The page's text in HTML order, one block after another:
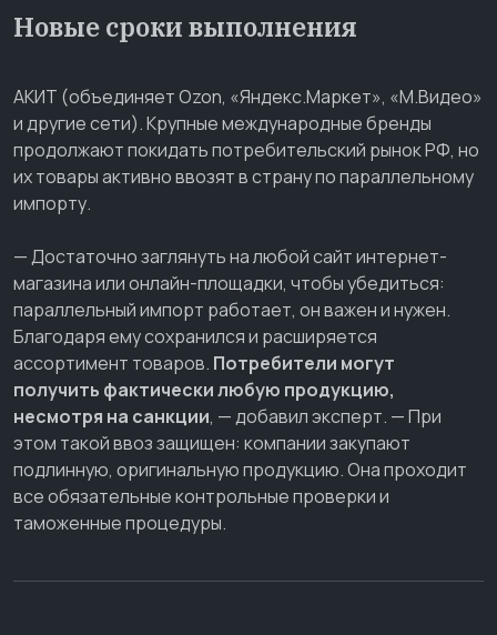
Новые сроки выполнения
АКИТ (объединяет Ozon, «Яндекс.Маркет», «М.Видео»
и другие сети). Крупные международные бренды
продолжают покидать потребительский рынок РФ, но
их товары активно ввозят в страну по параллельному
импорту.
— Достаточно заглянуть на любой сайт интернет-
магазина или онлайн-площадки, чтобы убедиться:
параллельный импорт работает, он важен и нужен.
Благодаря ему сохранился и расширяется
ассортимент товаров. Потребители могут
получить фактически любую продукцию,
несмотря на санкции, — добавил эксперт. — При
этом такой ввоз защищен: компании закупают
подлинную, оригинальную продукцию. Она проходит
все обязательные контрольные проверки и
таможенные процедуры.